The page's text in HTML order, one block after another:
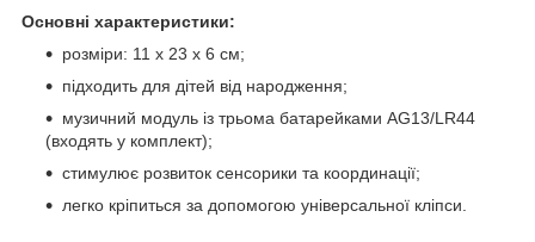
Основні характеристики:
розміри: 11 х 23 х 6 см;
підходить для дітей від народження;
музичний модуль із трьома батарейками AG13/LR44
(входять у комплект);
стимулює розвиток сенсорики та координації;
легко кріпиться за допомогою універсальної кліпси.